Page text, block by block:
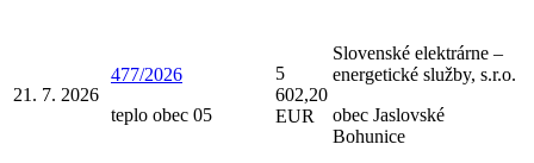
21. 7. 2026
477/2026
teplo obec 05
5
602,20
EUR
Slovenské elektrárne –
energetické služby, s.r.o.
obec Jaslovské
Bohunice